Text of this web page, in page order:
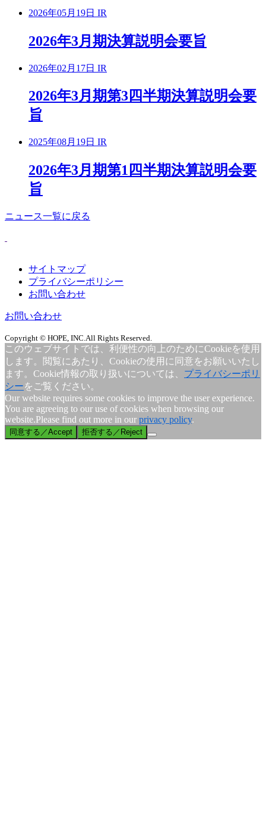
2026年05月19日 IR
2026年3月期決算説明会要旨
2026年02月17日 IR
2026年3月期第3四半期決算説明会要
旨
2025年08月19日 IR
2026年3月期第1四半期決算説明会要
旨
ニュース一覧に戻る
サイトマップ
プライバシーポリシー
お問い合わせ
お問い合わせ
Copyright © HOPE, INC.All Rights Reserved.
このウェブサイトでは、利便性の向上のためにCookieを使用
します。閲覧にあたり、Cookieの使用に同意をお願いいたし
ます。Cookie情報の取り扱いについては、 プライバシーポリ
シーをご覧ください。
Our website requires some cookies to improve the user experience.
You are agreeing to our use of cookies when browsing our
website.Please find out more in our privacy policy.
同意する／Accept 拒否する／Reject